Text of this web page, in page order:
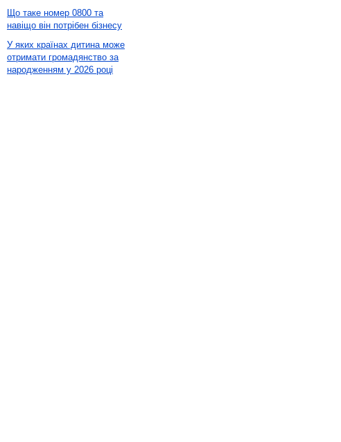
Що таке номер 0800 та
навіщо він потрібен бізнесу
У яких країнах дитина може
отримати громадянство за
народженням у 2026 році